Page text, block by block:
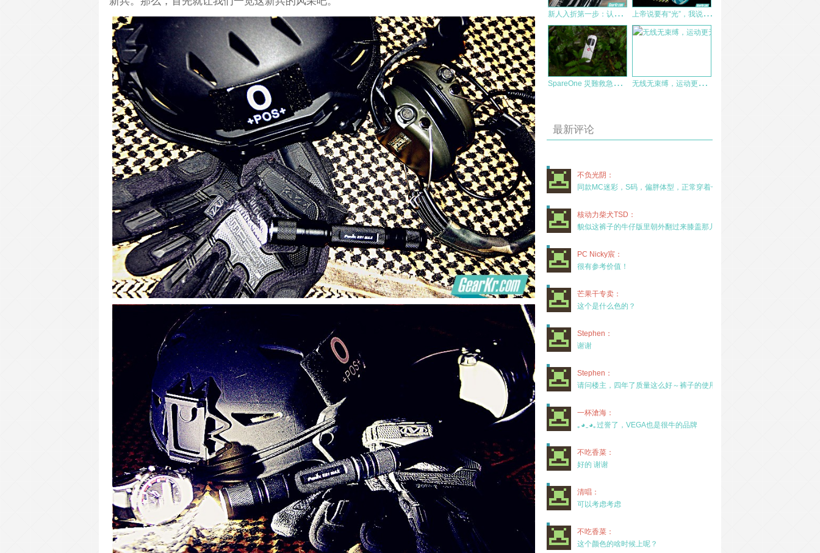
新
人入折第一步：认识5种常见折刀锁定 上
帝说要有“光”，我说要有“棱”–光棱使用有感
S
pareOne 災難救急用手機，多一層準備，多一分保佑 无
线无束缚，运动更无限，mifo魔浪O5无线运动耳机体验
最新评论
不负光阴：
同款MC迷彩，S码，偏胖体型，正常穿着一年半，没
核动力柴犬TSD：
貌似这裤子的牛仔版里朝外翻过来膝盖那儿有放护膝的
PC Nicky宸：
很有参考价值！
芒果干专卖：
这个是什么色的？
Stephen：
谢谢
Stephen：
请问楼主，四年了质量这么好～裤子的使用率高吗？
一杯滄海：
｡◕‿◕｡过誉了，VEGA也是很牛的品牌
不吃香菜：
好的 谢谢
清唱：
可以考虑考虑
不吃香菜：
这个颜色的啥时候上呢？